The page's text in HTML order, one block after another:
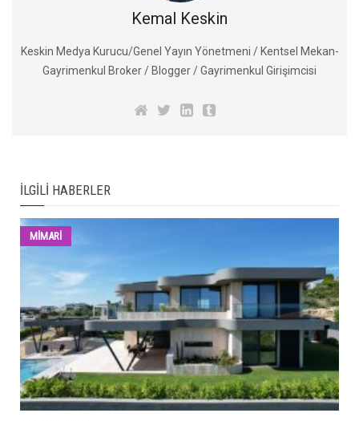
Kemal Keskin
Keskin Medya Kurucu/Genel Yayın Yönetmeni / Kentsel Mekan-
Gayrimenkul Broker / Blogger / Gayrimenkul Girişimcisi
İLGILI HABERLER
MİMARİ